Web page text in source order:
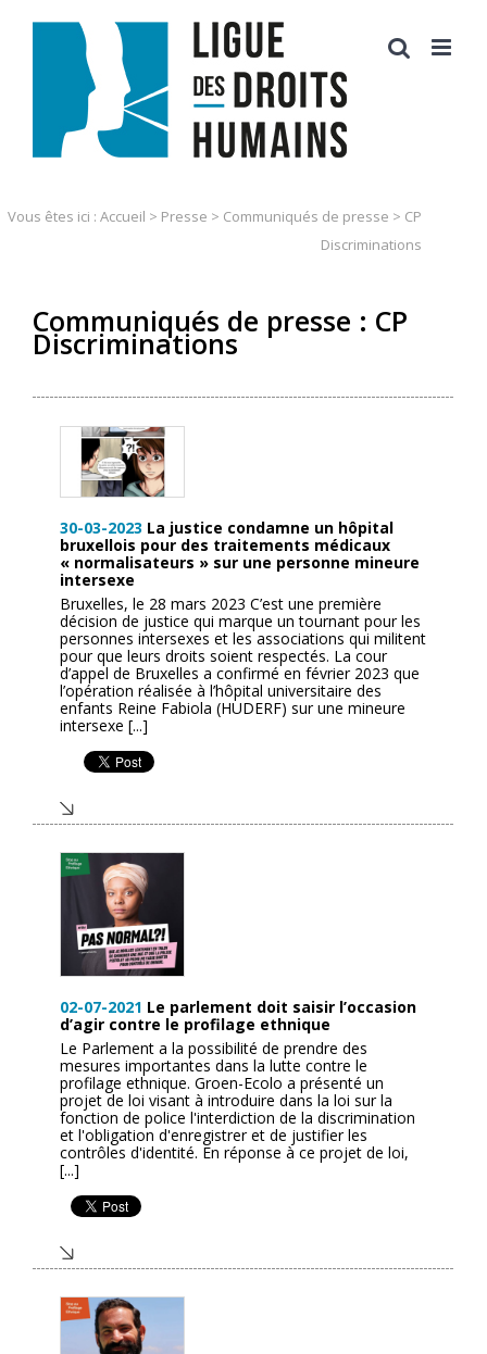
Vous êtes ici : Accueil > Presse > Communiqués de presse > CP
Discriminations
Communiqués de presse : CP
Discriminations
30-03-2023 La justice condamne un hôpital
bruxellois pour des traitements médicaux
« normalisateurs » sur une personne mineure
intersexe
Bruxelles, le 28 mars 2023 C’est une première
décision de justice qui marque un tournant pour les
personnes intersexes et les associations qui militent
pour que leurs droits soient respectés. La cour
d’appel de Bruxelles a confirmé en février 2023 que
l’opération réalisée à l’hôpital universitaire des
enfants Reine Fabiola (HUDERF) sur une mineure
intersexe [...]
02-07-2021 Le parlement doit saisir l’occasion
d’agir contre le profilage ethnique
Le Parlement a la possibilité de prendre des
mesures importantes dans la lutte contre le
profilage ethnique. Groen-Ecolo a présenté un
projet de loi visant à introduire dans la loi sur la
fonction de police l'interdiction de la discrimination
et l'obligation d'enregistrer et de justifier les
contrôles d'identité. En réponse à ce projet de loi,
[...]